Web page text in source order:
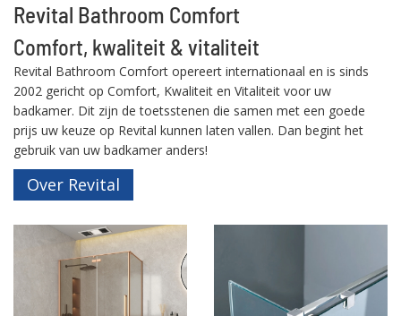
Revital Bathroom Comfort
Comfort, kwaliteit & vitaliteit
Revital Bathroom Comfort opereert internationaal en is sinds
2002 gericht op Comfort, Kwaliteit en Vitaliteit voor uw
badkamer. Dit zijn de toetsstenen die samen met een goede
prijs uw keuze op Revital kunnen laten vallen. Dan begint het
gebruik van uw badkamer anders!
Over Revital